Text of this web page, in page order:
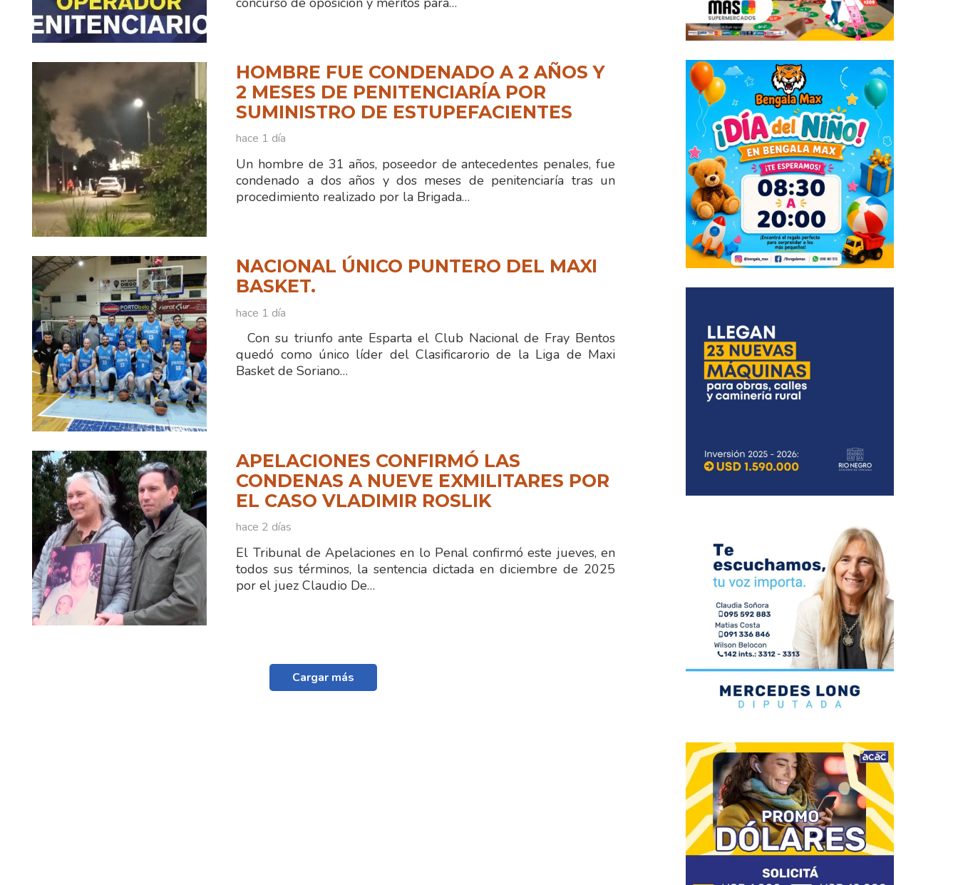
HOMBRE FUE CONDENADO A 2 AÑOS Y
2 MESES DE PENITENCIARÍA POR
SUMINISTRO DE ESTUPEFACIENTES
hace 1 día
Un hombre de 31 años, poseedor de antecedentes penales, fue
condenado a dos años y dos meses de penitenciaría tras un
procedimiento realizado por la Brigada…
NACIONAL ÚNICO PUNTERO DEL MAXI
BASKET.
hace 1 día
Con su triunfo ante Esparta el Club Nacional de Fray Bentos
quedó como único líder del Clasificarorio de la Liga de Maxi
Basket de Soriano…
APELACIONES CONFIRMÓ LAS
CONDENAS A NUEVE EXMILITARES POR
EL CASO VLADIMIR ROSLIK
hace 2 días
El Tribunal de Apelaciones en lo Penal confirmó este jueves, en
todos sus términos, la sentencia dictada en diciembre de 2025
por el juez Claudio De…
Cargar más